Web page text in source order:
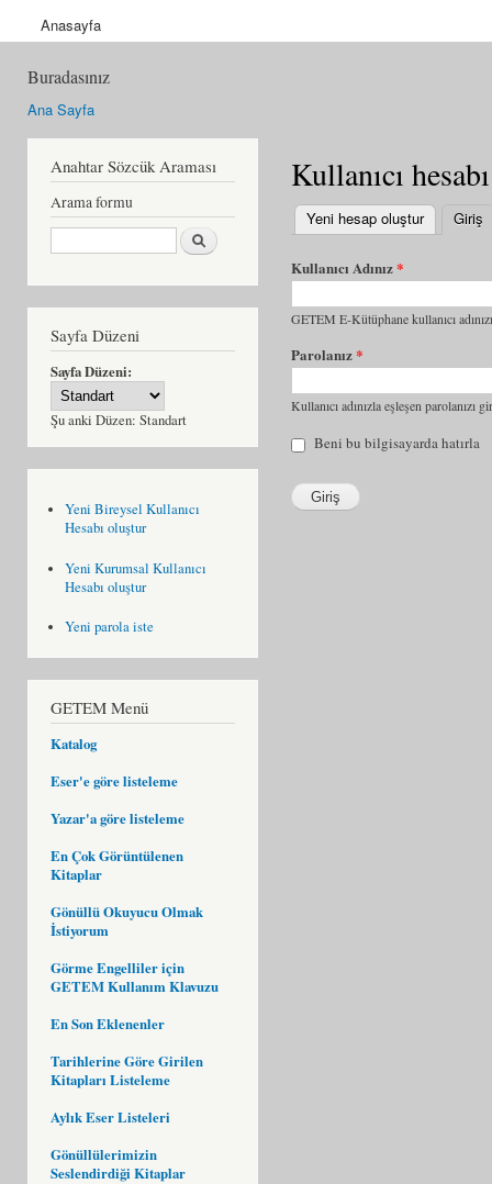
Anasayfa
Buradasınız
Ana Sayfa
Anahtar Sözcük Araması
Arama formu
Ara
Sayfa Düzeni
Sayfa Düzeni:
Şu anki Düzen: Standart
Yeni Bireysel Kullanıcı
Hesabı oluştur
Yeni Kurumsal Kullanıcı
Hesabı oluştur
Yeni parola iste
GETEM Menü
Katalog
Eser'e göre listeleme
Yazar'a göre listeleme
En Çok Görüntülenen
Kitaplar
Gönüllü Okuyucu Olmak
İstiyorum
Görme Engelliler için
GETEM Kullanım Klavuzu
En Son Eklenenler
Tarihlerine Göre Girilen
Kitapları Listeleme
Aylık Eser Listeleri
Gönüllülerimizin
Seslendirdiği Kitaplar
Kullanıcı hesabı
Yeni hesap oluştur Giriş
Kullanıcı Adınız*
GETEM E-Kütüphane kullanıcı
Parolanız*
Kullanıcı adınızla eşleşen parolanızı
Beni bu bilgisayarda hatırla